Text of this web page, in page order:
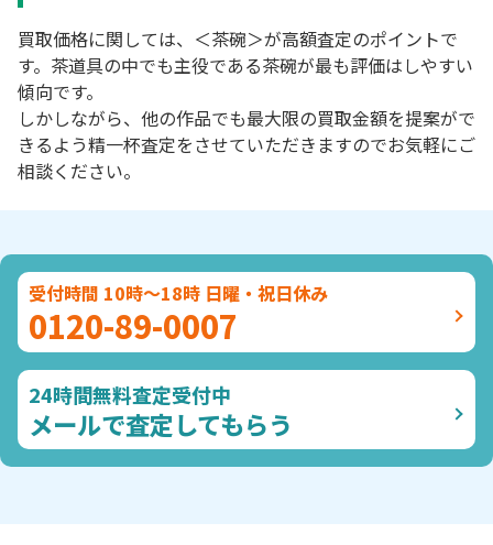
買取価格に関しては、＜茶碗＞が高額査定のポイントで
す。茶道具の中でも主役である茶碗が最も評価はしやすい
傾向です。
しかしながら、他の作品でも最大限の買取金額を提案がで
きるよう精一杯査定をさせていただきますのでお気軽にご
相談ください。
受付時間 10時～18時 日曜・祝日休み
0120-89-0007
24時間無料査定受付中
メールで査定してもらう